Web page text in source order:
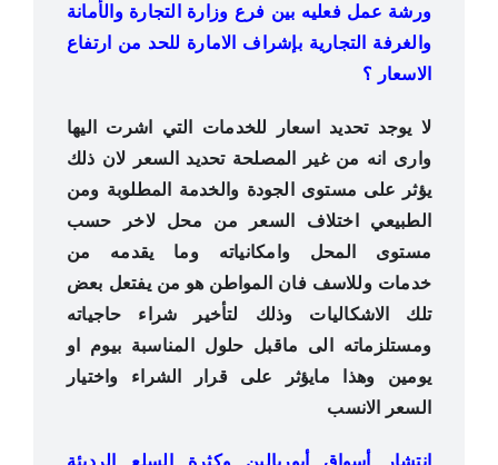
ورشة عمل فعليه بين فرع وزارة التجارة والأمانة
والغرفة التجاريةبإشراف الامارة للحد من ارتفاع
الاسعار ؟
لا يوجد تحديد اسعار للخدمات التي اشرت اليها
وارى انه من غير المصلحة تحديد السعر لان ذلك
يؤثر على مستوى الجودة والخدمة المطلوبة ومن
الطبيعي اختلاف السعر من محل لاخر حسب
مستوى المحل وامكانياته وما يقدمه من
خدمات وللاسف فان المواطن هو من يفتعل بعض
تلك الاشكاليات وذلك لتأخير شراء حاجياته
ومستلزماته الى ماقبل حلول المناسبة بيوم او
يومين وهذا مايؤثر على قرار الشراء واختيار
السعر الانسب
انتشار أسواق أبوريالين وكثرة السلع الرديئة